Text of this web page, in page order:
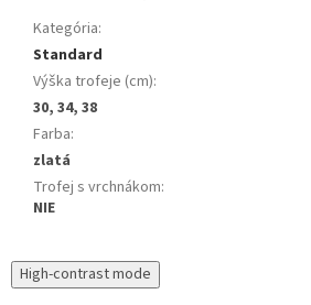
Kategória:
Standard
Výška trofeje (cm):
30, 34, 38
Farba:
zlatá
Trofej s vrchnákom:
NIE
High-contrast mode